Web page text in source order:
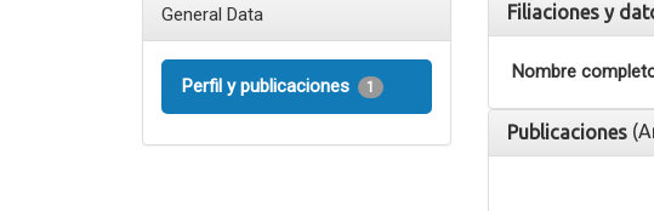
General Data
Perfil y publicaciones 1
Filiaciones y
Nombre
Publicaciones